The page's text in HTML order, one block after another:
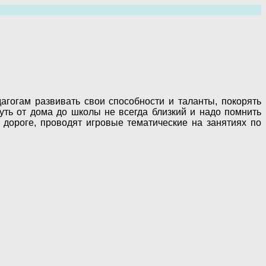
развивать свои способности и таланты, покорять
от дома до школы не всегда близкий и надо помнить
проводят игровые тематические на занятиях по